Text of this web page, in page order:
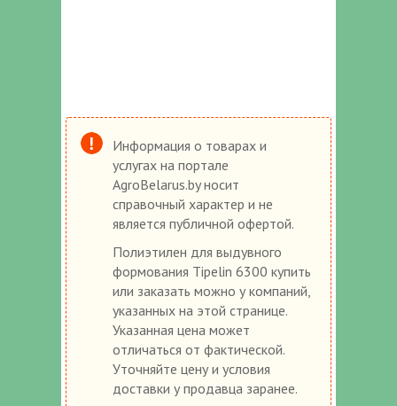
Информация о товарах и
услугах на портале
AgroBelarus.by носит
справочный характер и не
является публичной офертой.
Полиэтилен для выдувного
формования Tipelin 6300 купить
или заказать можно у компаний,
указанных на этой странице.
Указанная цена может
отличаться от фактической.
Уточняйте цену и условия
доставки у продавца заранее.